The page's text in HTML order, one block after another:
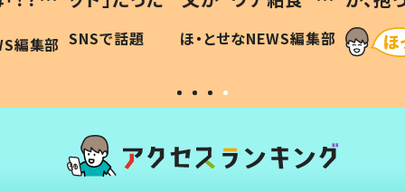
編集部
作り続ける理由とは #令和の親
#令和の子
SNSで話題 ほ・とせなNEWS編集部 「涙が
い」